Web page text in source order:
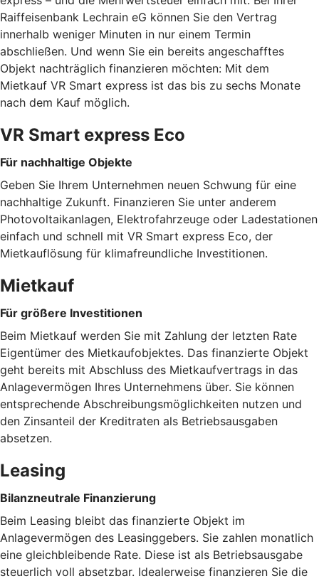
Raiffeisenbank Lechrain eG können Sie den Vertrag
innerhalb weniger Minuten in nur einem Termin
abschließen. Und wenn Sie ein bereits angeschafftes
Objekt nachträglich finanzieren möchten: Mit dem
Mietkauf VR Smart express ist das bis zu sechs Monate
nach dem Kauf möglich.
VR Smart express Eco
Für nachhaltige Objekte
Geben Sie Ihrem Unternehmen neuen Schwung für eine
nachhaltige Zukunft. Finanzieren Sie unter anderem
Photovoltaikanlagen, Elektrofahrzeuge oder Ladestationen
einfach und schnell mit VR Smart express Eco, der
Mietkauflösung für klimafreundliche Investitionen.
Mietkauf
Für größere Investitionen
Beim Mietkauf werden Sie mit Zahlung der letzten Rate
Eigentümer des Mietkaufobjektes. Das finanzierte Objekt
geht bereits mit Abschluss des Mietkaufvertrags in das
Anlagevermögen Ihres Unternehmens über. Sie können
entsprechende Abschreibungsmöglichkeiten nutzen und
den Zinsanteil der Kreditraten als Betriebsausgaben
absetzen.
Leasing
Bilanzneutrale Finanzierung
Beim Leasing bleibt das finanzierte Objekt im
Anlagevermögen des Leasinggebers. Sie zahlen monatlich
eine gleichbleibende Rate. Diese ist als Betriebsausgabe
steuerlich voll absetzbar. Idealerweise finanzieren Sie die